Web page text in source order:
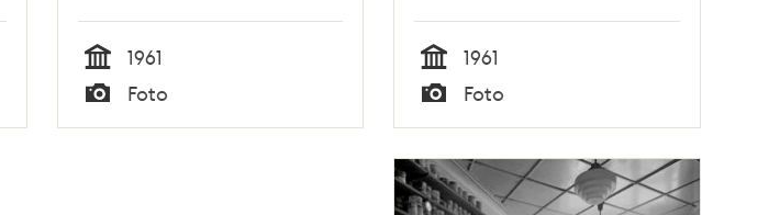
Tid
1961
Typ
Foto Tid
1961
Typ
Foto